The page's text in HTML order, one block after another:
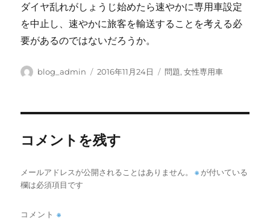
ダイヤ乱れがしょうじ始めたら速やかに専用車設定
を中止し、速やかに旅客を輸送することを考える必
要があるのではないだろうか。
投
blog_admin
投
2016年11月24日
カ
問題,女性専用車
コメントを残す
メールアドレスが公開されることはありません。 ※ が付いている
欄は必須項目です
コメント※